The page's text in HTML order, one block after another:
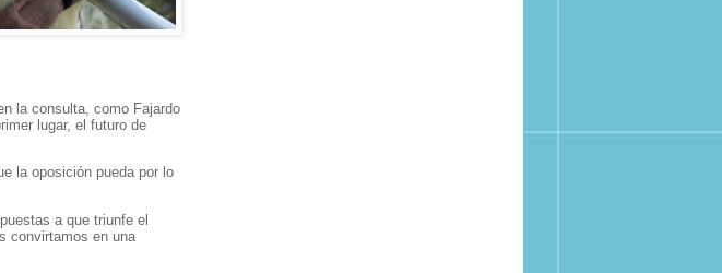
la consulta, como Fajardo
lugar, el futuro de
la oposición pueda por lo
a que triunfe el
convirtamos en una